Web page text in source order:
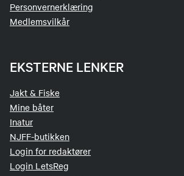
Personvernerklæring
Medlemsvilkår
EKSTERNE LENKER
Jakt & Fiske
Mine båter
Inatur
NJFF-butikken
Login for redaktører
Login LetsReg